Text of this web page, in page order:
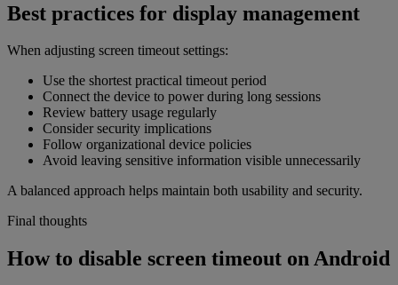
Best practices for display management
When adjusting screen timeout settings:
Use the shortest practical timeout period
Connect the device to power during long sessions
Review battery usage regularly
Consider security implications
Follow organizational device policies
Avoid leaving sensitive information visible unnecessarily
A balanced approach helps maintain both usability and security.
Final thoughts
How to disable screen timeout on Android